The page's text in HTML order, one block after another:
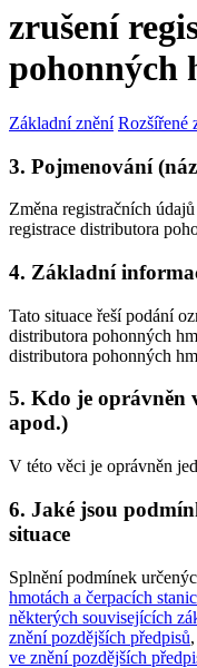
zrušení
pohonných
Základní znění Rozšířené
3. Pojmenování
Změna registračních
registrace distributora
4. Základní
Tato situace řeší podání
distributora pohonných
distributora pohonných
5. Kdo je oprávněn
apod.)
V této věci je oprávněn
6. Jaké jsou
situace
Splnění podmínek
hmotách a čerpacích
některých souvisejících
znění pozdějších předpisů
ve znění pozdějších